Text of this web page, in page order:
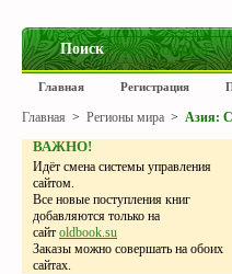
Поиск
Главная Регистрация
Главная > Регионы мира > Азия:
ВАЖНО!
Идёт смена системы управления
сайтом.
Все новые поступления книг
добавляются только на
сайт oldbook.su
Заказы можно совершать на обоих
сайтах.